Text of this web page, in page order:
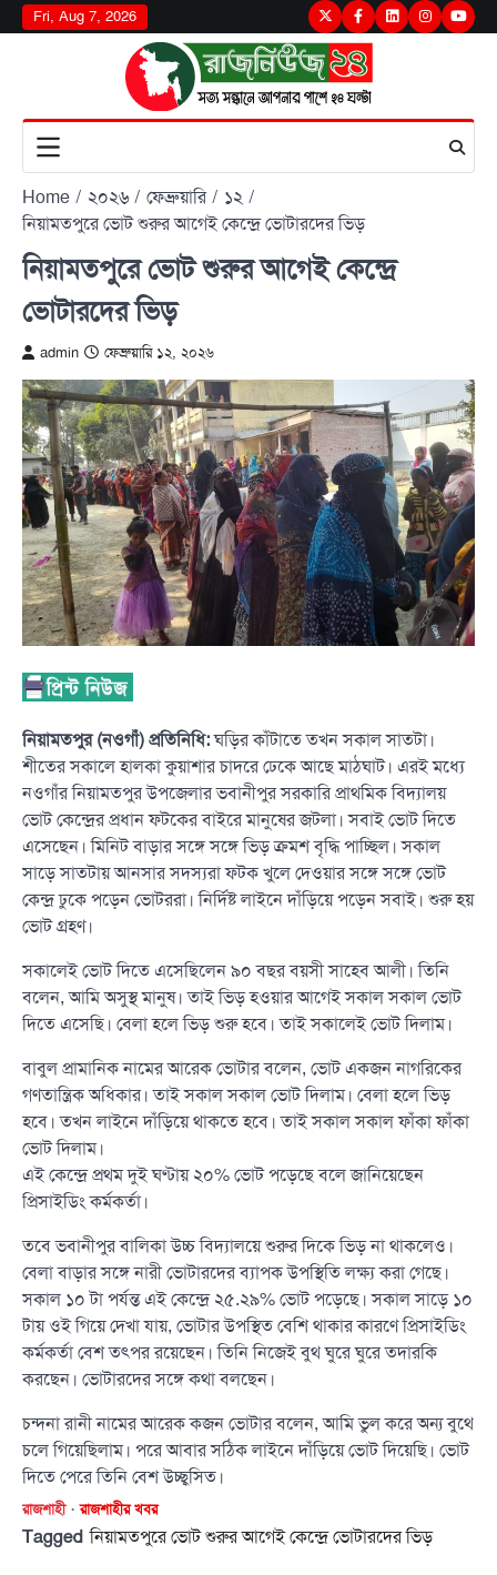
Skip
to
Fri, Aug 7, 2026 TwitterFacebook
LinkedInInstagram
Home ২০২৬ ফেব্রুয়ারি
১২
নিয়ামতপুরে ভোট শুরুর আগেই কেন্দ্রে ভোটারদের ভিড়
নিয়ামতপুরে ভোট শুরুর আগেই কেন্দ্রে
ভোটারদের ভিড়
admin ফেব্রুয়ারি ১২, ২০২৬
নিয়ামতপুর (নওগাঁ) প্রতিনিধি:ঘড়ির কাঁটাতে তখন সকাল সাতটা।
শীতের সকালে হালকা কুয়াশার চাদরে ঢেকে আছে মাঠঘাট। এরই মধ্যে
নওগাঁর নিয়ামতপুর উপজেলার ভবানীপুর সরকারি প্রাথমিক বিদ্যালয়
ভোট কেন্দ্রের প্রধান ফটকের বাইরে মানুষের জটলা। সবাই ভোট দিতে
এসেছেন। মিনিট বাড়ার সঙ্গে সঙ্গে ভিড় ক্রমশ বৃদ্ধি পাচ্ছিল। সকাল
সাড়ে সাতটায় আনসার সদস্যরা ফটক খুলে দেওয়ার সঙ্গে সঙ্গে ভোট
কেন্দ্র ঢুকে পড়েন ভোটররা। নির্দিষ্ট লাইনে দাঁড়িয়ে পড়েন সবাই। শুরু হয়
ভোট গ্রহণ।
সকালেই ভোট দিতে এসেছিলেন ৯০ বছর বয়সী সাহেব আলী। তিনি
বলেন, আমি অসুস্থ মানুষ। তাই ভিড় হওয়ার আগেই সকাল সকাল ভোট
দিতে এসেছি। বেলা হলে ভিড় শুরু হবে। তাই সকালেই ভোট দিলাম।
বাবুল প্রামানিক নামের আরেক ভোটার বলেন, ভোট একজন নাগরিকের
গণতান্ত্রিক অধিকার। তাই সকাল সকাল ভোট দিলাম। বেলা হলে ভিড়
হবে। তখন লাইনে দাঁড়িয়ে থাকতে হবে। তাই সকাল সকাল ফাঁকা ফাঁকা
ভোট দিলাম।
এই কেন্দ্রে প্রথম দুই ঘণ্টায় ২০% ভোট পড়েছে বলে জানিয়েছেন
প্রিসাইডিং কর্মকর্তা।
তবে ভবানীপুর বালিকা উচ্চ বিদ্যালয়ে শুরুর দিকে ভিড় না থাকলেও।
বেলা বাড়ার সঙ্গে নারী ভোটারদের ব্যাপক উপস্থিতি লক্ষ্য করা গেছে।
সকাল ১০ টা পর্যন্ত এই কেন্দ্রে ২৫.২৯% ভোট পড়েছে। সকাল সাড়ে ১০
টায় ওই গিয়ে দেখা যায়, ভোটার উপস্থিত বেশি থাকার কারণে প্রিসাইডিং
কর্মকর্তা বেশ তৎপর রয়েছেন। তিনি নিজেই বুথ ঘুরে ঘুরে তদারকি
করছেন। ভোটারদের সঙ্গে কথা বলছেন।
চন্দনা রানী নামের আরেক কজন ভোটার বলেন, আমি ভুল করে অন্য বুথে
চলে গিয়েছিলাম। পরে আবার সঠিক লাইনে দাঁড়িয়ে ভোট দিয়েছি। ভোট
দিতে পেরে তিনি বেশ উচ্ছ্বসিত।
রাজশাহী রাজশাহীর খবর
Taggedনিয়ামতপুরে ভোট শুরুর আগেই কেন্দ্রে ভোটারদের ভিড়